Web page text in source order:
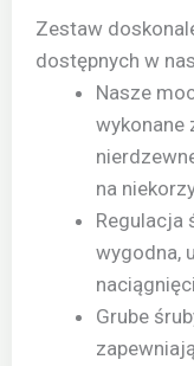
Zestaw
dostępnych w
Nasze
wykonane
na
Regulacja
wygodna,
Grube